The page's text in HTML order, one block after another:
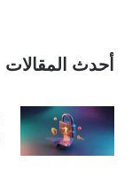
أحدث المقالات